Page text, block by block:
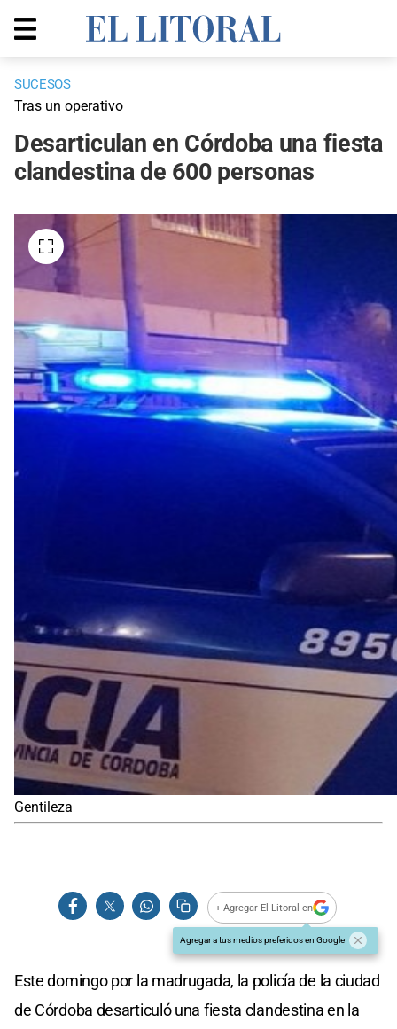
SUCESOS
Tras un operativo
Desarticulan en Córdoba una fiesta
clandestina de 600 personas
Gentileza
+ Agregar El Litoral en
Agregar a tus medios preferidos en Google
Este domingo por la madrugada, la policía de la ciudad
de Córdoba desarticuló una fiesta clandestina en la